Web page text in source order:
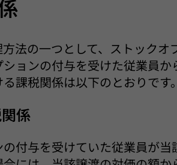
法の一つとして、ストック
ョンの付与を受けた従業員
課税関係は以下のとおりです。
係
付与を受けていた従業員が